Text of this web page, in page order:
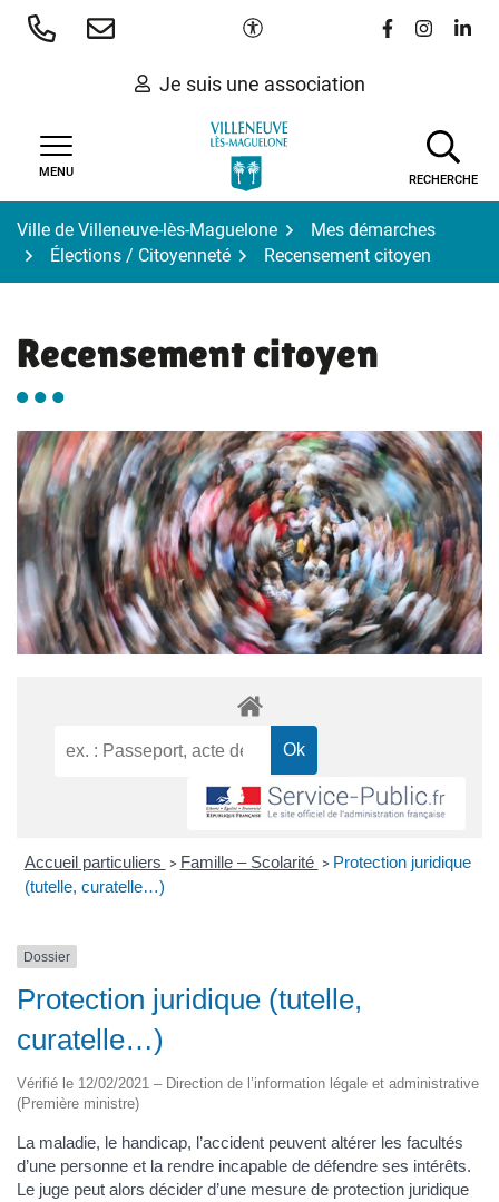
Aller
Paramètres d'accessibilité
Lien vers le
Lien vers
Lien
Je suis une association
MENU
RECHERCHE
Ville de Villeneuve-lès-Maguelone
Mes démarches
Élections / Citoyenneté
Recensement citoyen
Recensement citoyen
Accueil particuliers > Famille – Scolarité > Protection juridique
(tutelle, curatelle…)
Dossier
Protection juridique (tutelle,
curatelle…)
Vérifié le 12/02/2021 – Direction de l’information légale et administrative
(Première ministre)
La maladie, le handicap, l’accident peuvent altérer les facultés
d’une personne et la rendre incapable de défendre ses intérêts.
Le juge peut alors décider d’une mesure de protection juridique